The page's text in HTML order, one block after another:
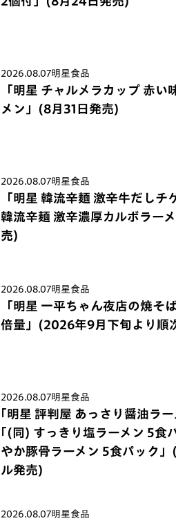
2026.08.07明星食品
「明星 チャルメラカップ 赤い
メン」(8月31日発売)
2026.08.07明星食品
「明星 韓流辛麺 激辛牛だしチ
韓流辛麺 激辛濃厚カルボラー
売)
2026.08.07明星食品
「明星 一平ちゃん夜店の焼そ
倍量」(2026年9月下旬より順
2026.08.07明星食品
｢明星 評判屋 あっさり醤油ラー
｢(同) すっきり塩ラーメン 5食
やか豚骨ラーメン 5食パック
ル発売)
2026.08.07明星食品